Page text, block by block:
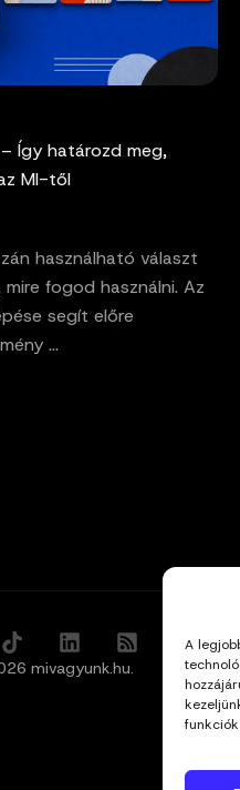
A
Így határozd meg,
MI-től
használható választ
fogod használni. Az
segít előre
...
mivagyunk.hu.